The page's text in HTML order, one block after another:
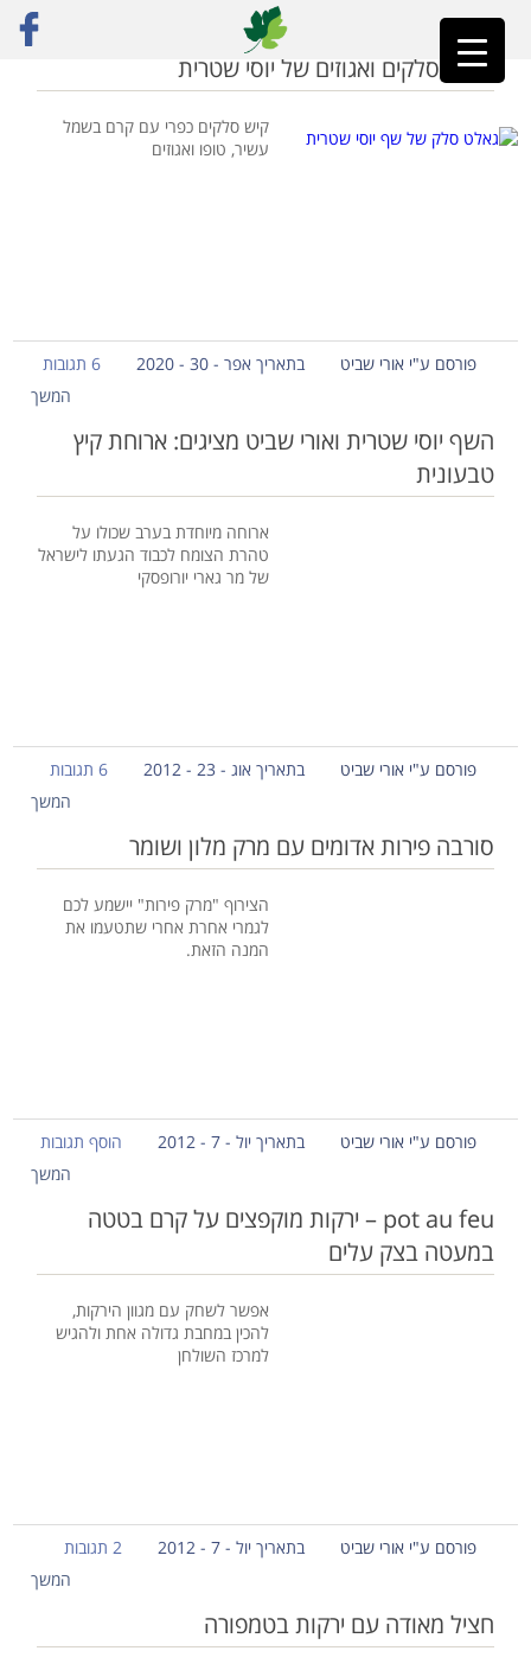
ראשי»יוסי שטרית
גאלט סלקים ואגוזים של יוסי שטרית
קיש סלקים כפרי עם קרם בשמל
עשיר, טופו ואגוזים
פורסם ע"י אורי שביט בתאריך אפר - 30 - 2020
6 תגובות
המשך
השף יוסי שטרית ואורי שביט מציגים: ארוחת קיץ
טבעונית
ארוחה מיוחדת בערב שכולו על
טהרת הצומח לכבוד הגעתו לישראל
של מר גארי יורופסקי
פורסם ע"י אורי שביט בתאריך אוג - 23 - 2012
6 תגובות
המשך
סורבה פירות אדומים עם מרק מלון ושומר
הצירוף "מרק פירות" יישמע לכם
לגמרי אחרת אחרי שתטעמו את
המנה הזאת.
פורסם ע"י אורי שביט בתאריך יול - 7 - 2012
הוסף תגובות
המשך
pot au feu – ירקות מוקפצים על קרם בטטה
במעטה בצק עלים
אפשר לשחק עם מגוון הירקות,
להכין במחבת גדולה אחת ולהגיש
למרכז השולחן
פורסם ע"י אורי שביט בתאריך יול - 7 - 2012
2 תגובות
המשך
חציל מאודה עם ירקות בטמפורה